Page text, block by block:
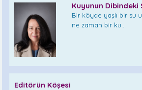
Kuyunun Dibindeki
Bir köyde yaşlı bir su
ne zaman bir ku...
Editörün Köşesi